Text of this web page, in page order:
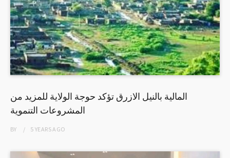
المالية بالنيل الازرق تؤكد حوجة الولاية للمزيد من
المشروعات التنموية
BY 5 YEARSAGO